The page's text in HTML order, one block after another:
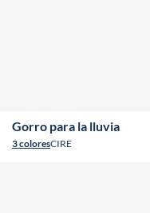
Gorro para la lluvia
3 coloresCIRE